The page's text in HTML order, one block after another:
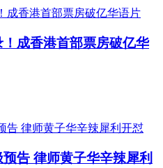
！成香港首部票房破亿华
预告 律师黄子华辛辣犀利